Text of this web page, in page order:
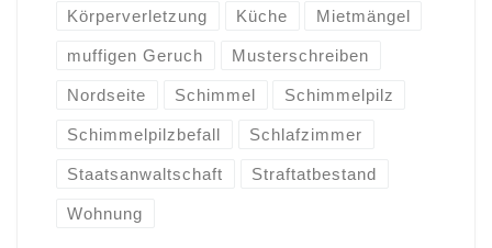
Körperverletzung Küche Mietmängel
muffigen Geruch Musterschreiben
Nordseite Schimmel Schimmelpilz
Schimmelpilzbefall Schlafzimmer
Staatsanwaltschaft Straftatbestand
Wohnung